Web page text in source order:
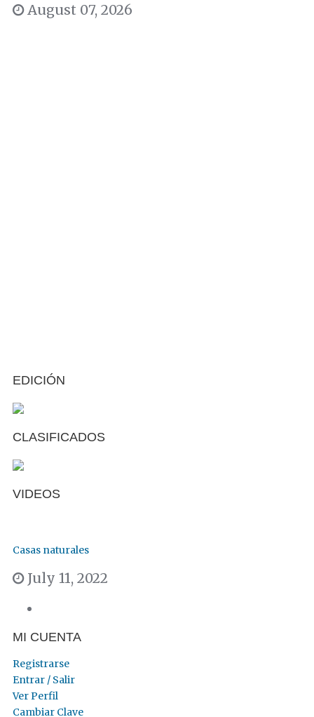
August 07, 2026
EDICIÓN
CLASIFICADOS
VIDEOS
Casas naturales
July 11, 2022
MI CUENTA
Registrarse
Entrar / Salir
Ver Perfil
Cambiar Clave